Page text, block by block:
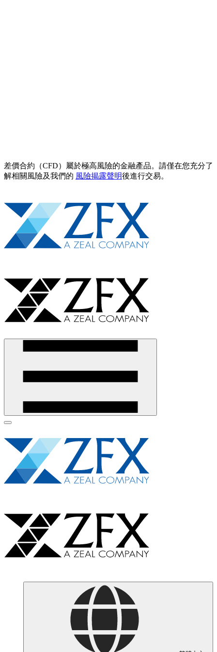
差價合約（CFD）屬於極高風險的金融產品。請僅在您充分了
解相關風險及我們的 風險揭露聲明後進行交易。